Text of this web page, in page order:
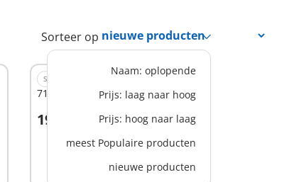
Sorteer op
Naam: oplopende
Prijs: laag naar hoog
Prijs: hoog naar laag
meest Populaire producten
nieuwe producten
S
71367 - Bruidspaar met camera
19,99 €